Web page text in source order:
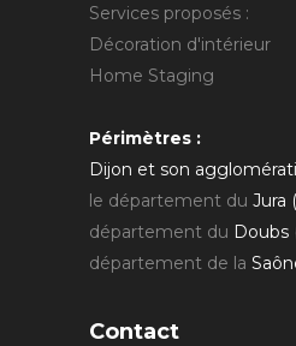
Services proposés :
Décoration d'intérieur
Home Staging
Périmètres :
Dijon et son
le département du Jura
département du Doubs
département de la
Contact